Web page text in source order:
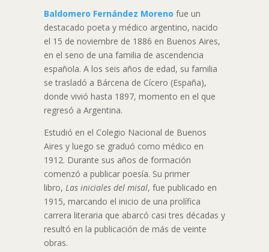
Baldomero Fernández Moreno fue un
destacado poeta y médico argentino, nacido
el 15 de noviembre de 1886 en Buenos Aires,
en el seno de una familia de ascendencia
española. A los seis años de edad, su familia
se trasladó a Bárcena de Cícero (España),
donde vivió hasta 1897, momento en el que
regresó a Argentina.
Estudió en el Colegio Nacional de Buenos
Aires y luego se graduó como médico en
1912. Durante sus años de formación
comenzó a publicar poesía. Su primer
libro, Las iniciales del misal, fue publicado en
1915, marcando el inicio de una prolífica
carrera literaria que abarcó casi tres décadas y
resultó en la publicación de más de veinte
obras.